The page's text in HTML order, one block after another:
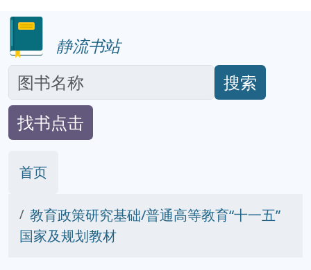
静流书站
搜索
找书点击
首页
教育政策研究基础/普通高等教育“十一五”
国家及规划教材